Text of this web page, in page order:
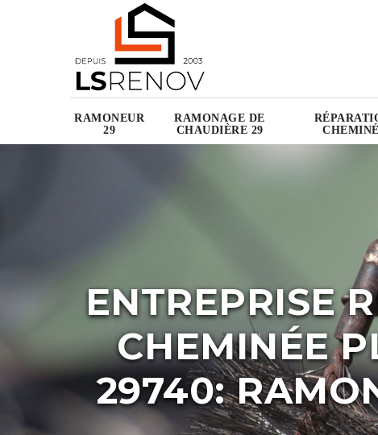
RAMONEUR
29
RAMONAGE DE
CHAUDIÈRE 29
ENTREPRISE
CHEMINÉE
29740: